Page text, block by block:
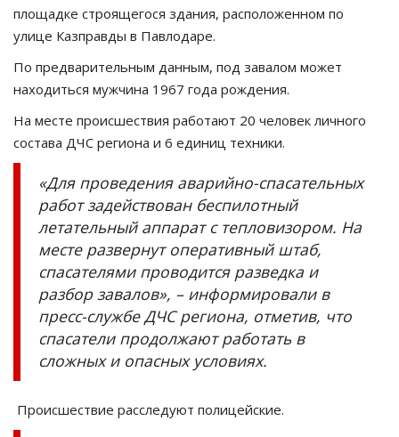
Қазақша Русский
площадке строящегося здания, расположенном по
улице Казправды в Павлодаре.
По предварительным данным, под завалом может
находиться мужчина 1967 года рождения.
На месте происшествия работают 20 человек личного
состава ДЧС региона и 6 единиц техники.
«Для проведения аварийно-спасательных
работ задействован беспилотный
летательный аппарат с тепловизором. На
месте развернут оперативный штаб,
спасателями проводится разведка и
разбор завалов», – информировали в
пресс-службе ДЧС региона, отметив, что
спасатели продолжают работать в
сложных и опасных условиях.
Происшествие расследуют полицейские.